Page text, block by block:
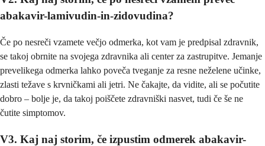
abakavir-lamivudin-in-zidovudina?
Če po nesreči vzamete večjo odmerka, kot vam je predpisal zdravnik,
se takoj obrnite na svojega zdravnika ali center za zastrupitve. Jemanje
prevelikega odmerka lahko poveča tveganje za resne neželene učinke,
zlasti težave s krvničkami ali jetri. Ne čakajte, da vidite, ali se počutite
dobro – bolje je, da takoj poiščete zdravniški nasvet, tudi če še ne
čutite simptomov.
V3. Kaj naj storim, če izpustim odmerek abakavir-